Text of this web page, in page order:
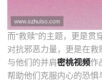
而“救赎”的主题，更是贯
对抗邪恶力量，更是在
与他们的并肩密桃视频作
帮助他们克服内心的恐惧